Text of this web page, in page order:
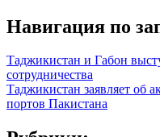
Навигация по
Таджикистан и Габон
сотрудничества
Таджикистан заявляет об
портов Пакистана